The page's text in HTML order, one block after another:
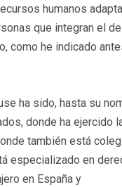
humanos
que integran el
como he indicado
ha sido, hasta su
donde ha ejercido
también está
especializado en
en España y